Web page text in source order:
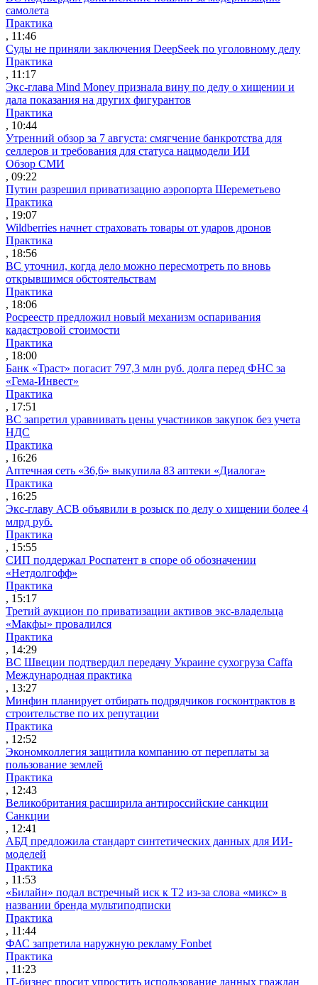
самолета
Практика
, 11:46
Суды не приняли заключения DeepSeek по уголовному делу
Практика
, 11:17
Экс-глава Mind Money признала вину по делу о хищении и
дала показания на других фигурантов
Практика
, 10:44
Утренний обзор за 7 августа: смягчение банкротства для
селлеров и требования для статуса нацмодели ИИ
Обзор СМИ
, 09:22
Путин разрешил приватизацию аэропорта Шереметьево
Практика
, 19:07
Wildberries начнет страховать товары от ударов дронов
Практика
, 18:56
ВС уточнил, когда дело можно пересмотреть по вновь
открывшимся обстоятельствам
Практика
, 18:06
Росреестр предложил новый механизм оспаривания
кадастровой стоимости
Практика
, 18:00
Банк «Траст» погасит 797,3 млн руб. долга перед ФНС за
«Гема-Инвест»
Практика
, 17:51
ВС запретил уравнивать цены участников закупок без учета
НДС
Практика
, 16:26
Аптечная сеть «36,6» выкупила 83 аптеки «Диалога»
Практика
, 16:25
Экс-главу АСВ объявили в розыск по делу о хищении более 4
млрд руб.
Практика
, 15:55
СИП поддержал Роспатент в споре об обозначении
«Нетдолгофф»
Практика
, 15:17
Третий аукцион по приватизации активов экс-владельца
«Макфы» провалился
Практика
, 14:29
ВС Швеции подтвердил передачу Украине сухогруза Caffa
Международная практика
, 13:27
Минфин планирует отбирать подрядчиков госконтрактов в
строительстве по их репутации
Практика
, 12:52
Экономколлегия защитила компанию от переплаты за
пользование землей
Практика
, 12:43
Великобритания расширила антироссийские санкции
Санкции
, 12:41
АБД предложила стандарт синтетических данных для ИИ-
моделей
Практика
, 11:53
«Билайн» подал встречный иск к Т2 из-за слова «микс» в
названии бренда мультиподписки
Практика
, 11:44
ФАС запретила наружную рекламу Fonbet
Практика
, 11:23
IT-бизнес просит упростить использование данных граждан